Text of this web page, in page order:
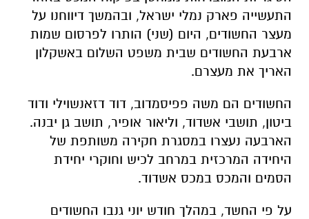
התעשייה פארק נמלי ישראל, ובהמשך דיווחנו על
מעצר החשודים, היום (שני) הותרו לפרסום שמות
ארבעת החשודים שבית משפט השלום באשקלון
האריך את מעצרם.
החשודים הם משה פפיסמדוב, דוד דזאנשוילי ודוד
ביטון, תושבי אשדוד, וליאור אופיר, תושב גן יבנה.
הארבעה נעצרו במסגרת חקירה משותפת של
היחידה המרכזית במרחב לכיש וחוקרי יחידת
הסמים והמכס במכס אשדוד.
על פי החשד, במהלך חודש יוני גנבו החשודים